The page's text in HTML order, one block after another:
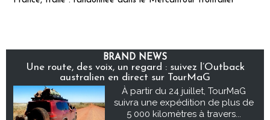
BRAND NEWS
Une route, des voix, un regard : suivez l’Outback
australien en direct sur TourMaG
À partir du 24 juillet, TourMaG
suivra une expédition de plus de
5 000 kilomètres à travers...